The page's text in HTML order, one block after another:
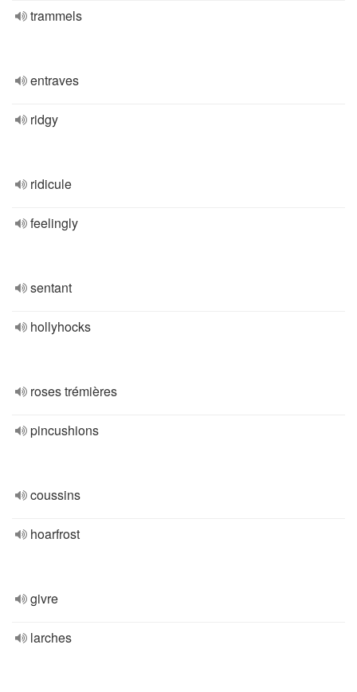
trammels
entraves
ridgy
ridicule
feelingly
sentant
hollyhocks
roses trémières
pincushions
coussins
hoarfrost
givre
larches